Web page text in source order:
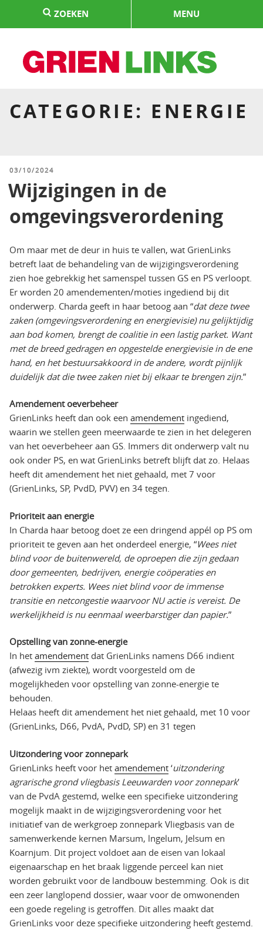
springen
ZOEKEN MENU
CATEGORIE: ENERGIE
GEPLAATST
03/10/2024
Wijzigingen in de
omgevingsverordening
Om maar met de deur in huis te vallen, wat GrienLinks
betreft laat de behandeling van de wijzigingsverordening
zien hoe gebrekkig het samenspel tussen GS en PS verloopt.
Er worden 20 amendementen/moties ingediend bij dit
onderwerp. Charda geeft in haar betoog aan “dat deze twee
zaken (omgevingsverordening en energievisie) nu gelijktijdig
aan bod komen, brengt de coalitie in een lastig parket. Want
met de breed gedragen en opgestelde energievisie in de ene
hand, en het bestuursakkoord in de andere, wordt pijnlijk
duidelijk dat die twee zaken niet bij elkaar te brengen zijn.”
Amendement oeverbeheer
GrienLinks heeft dan ook een amendement ingediend,
waarin we stellen geen meerwaarde te zien in het delegeren
van het oeverbeheer aan GS. Immers dit onderwerp valt nu
ook onder PS, en wat GrienLinks betreft blijft dat zo. Helaas
heeft dit amendement het niet gehaald, met 7 voor
(GrienLinks, SP, PvdD, PVV) en 34 tegen.
Prioriteit aan energie
In Charda haar betoog doet ze een dringend appél op PS om
prioriteit te geven aan het onderdeel energie, “Wees niet
blind voor de buitenwereld, de oproepen die zijn gedaan
door gemeenten, bedrijven, energie coöperaties en
betrokken experts. Wees niet blind voor de immense
transitie en netcongestie waarvoor NU actie is vereist. De
werkelijkheid is nu eenmaal weerbarstiger dan papier.”
Opstelling van zonne-energie
In het amendement dat GrienLinks namens D66 indient
(afwezig ivm ziekte), wordt voorgesteld om de
mogelijkheden voor opstelling van zonne-energie te
behouden.
Helaas heeft dit amendement het niet gehaald, met 10 voor
(GrienLinks, D66, PvdA, PvdD, SP) en 31 tegen
Uitzondering voor zonnepark
GrienLinks heeft voor het amendement ‘uitzondering
agrarische grond vliegbasis Leeuwarden voor zonnepark’
van de PvdA gestemd, welke een specifieke uitzondering
mogelijk maakt in de wijzigingsverordening voor het
initiatief van de werkgroep zonnepark Vliegbasis van de
samenwerkende kernen Marsum, lngelum, Jelsum en
Koarnjum. Dit project voldoet aan de eisen van lokaal
eigenaarschap en het braak liggende perceel kan niet
worden gebruikt voor de landbouw bestemming. Ook is dit
een zeer langlopend dossier, waar voor de omwonenden
een goede regeling is getroffen. Dit alles maakt dat
GrienLinks voor deze specifieke uitzondering heeft gestemd.